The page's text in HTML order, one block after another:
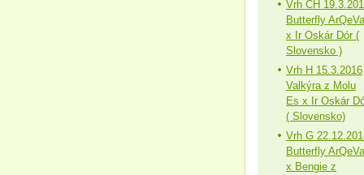
Vrh CH
Butterfly ArQeVa
x Ir Oskár Dór (
Slovensko )
Vrh H 15.3.2016
Valkýra z Molu
Es x Ir Oskár
( Slovensko)
Vrh G
Butterfly ArQeVa
x Bengie z